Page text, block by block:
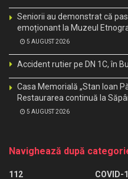
Seniorii au demonstrat că
emoționant la Muzeul
5 AUGUST 2026
Accident rutier pe DN 1C, în
Casa Memorială „Stan Ioan
Restaurarea continuă la
5 AUGUST 2026
Navighează după
112
COVID-